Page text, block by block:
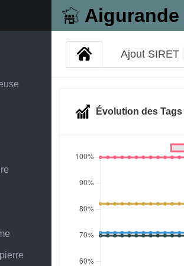
Aigurande
Ajout SIRET
Évolution des